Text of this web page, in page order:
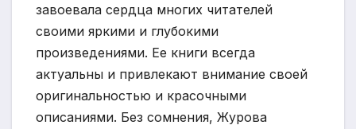
завоевала сердца многих читателей
своими яркими и глубокими
произведениями. Ее книги всегда
актуальны и привлекают внимание своей
оригинальностью и красочными
описаниями. Без сомнения, Журова